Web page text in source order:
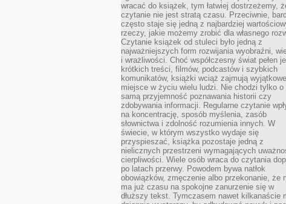
wracać do książek, tym łatwiej dostrzeżemy,
czytanie nie jest stratą czasu. Przeciwnie,
często staje się jedną z najbardziej
rzeczy, jakie możemy zrobić dla własnego
Czytanie książek od stuleci było jedną z
najważniejszych form rozwijania wyobraźni,
i wrażliwości. Choć współczesny świat pełen
krótkich treści, filmów, podcastów i szybkich
komunikatów, książki wciąż zajmują wyjątkowe
miejsce w życiu wielu ludzi. Nie chodzi tylko o
samą przyjemność poznawania historii czy
zdobywania informacji. Regularne czytanie
na koncentrację, sposób myślenia, zasób
słownictwa i zdolność rozumienia innych. W
świecie, w którym wszystko wydaje się
przyspieszać, książka pozostaje jedną z
nielicznych przestrzeni wymagających
cierpliwości. Wiele osób wraca do czytania
po latach przerwy. Powodem bywa natłok
obowiązków, zmęczenie albo przekonanie, że
ma już czasu na spokojne zanurzenie się w
dłuższy tekst. Tymczasem nawet kilkanaście